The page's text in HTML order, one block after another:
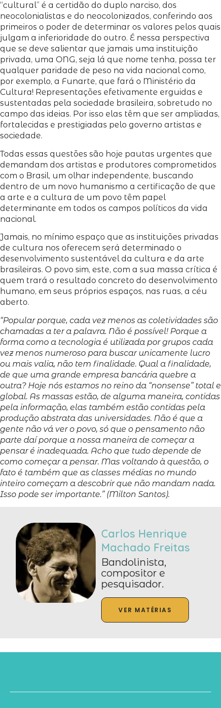
“cultural” é a certidão do duplo narciso, dos
neocolonialistas e do neocolonizados, conferindo aos
primeiros o poder de determinar os valores pelos quais
julgam a inferioridade do outro. É nessa perspectiva
que se deve salientar que jamais uma instituição
privada, uma ONG, seja lá que nome tenha, possa ter
qualquer paridade de peso na vida nacional como,
por exemplo, a Funarte, que fará o Ministério da
Cultura! Representações efetivamente erguidas e
sustentadas pela sociedade brasileira, sobretudo no
campo das ideias. Por isso elas têm que ser ampliadas,
fortalecidas e prestigiadas pelo governo artistas e
sociedade.
Todas essas questões são hoje pautas urgentes que
demandam dos artistas e produtores comprometidos
com o Brasil, um olhar independente, buscando
dentro de um novo humanismo a certificação de que
a arte e a cultura de um povo têm papel
determinante em todos os campos políticos da vida
nacional.
Jamais, no mínimo espaço que as instituições privadas
de cultura nos oferecem será determinado o
desenvolvimento sustentável da cultura e da arte
brasileiras. O povo sim, este, com a sua massa crítica é
quem trará o resultado concreto do desenvolvimento
humano, em seus próprios espaços, nas ruas, a céu
aberto.
“Popular porque, cada vez menos as coletividades são
chamadas a ter a palavra. Não é possível! Porque a
forma como a tecnologia é utilizada por grupos cada
vez menos numeroso para buscar unicamente lucro
ou mais valia, não tem finalidade. Qual a finalidade,
de que uma grande empresa bancária quebre a
outra? Hoje nós estamos no reino da “nonsense” total e
global. As massas estão, de alguma maneira, contidas
pela informação, elas também estão contidas pela
produção abstrata das universidades. Não é que a
gente não vá ver o povo, só que o pensamento não
parte daí porque a nossa maneira de começar a
pensar é inadequada. Acho que tudo depende de
como começar a pensar. Mas voltando à questão, o
fato é também que as classes médias no mundo
inteiro começam a descobrir que não mandam nada.
Isso pode ser importante.” (Milton Santos).
Carlos Henrique
Machado Freitas
Bandolinista,
compositor e
pesquisador.
VER MATÉRIAS